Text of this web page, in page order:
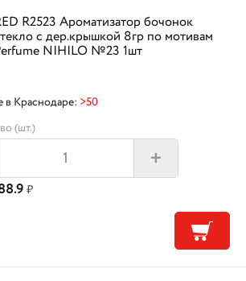
R2523 Ароматизатор бочонок
с дер.крышкой 8гр по мотивам
NIHILO №23 1шт
в Краснодаре: >50
(шт.)
+
₽